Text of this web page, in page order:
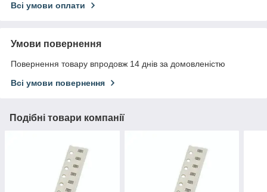
Всі умови оплати
Умови повернення
Повернення товару впродовж 14 днів за домовленістю
Всі умови повернення
Подібні товари компанії